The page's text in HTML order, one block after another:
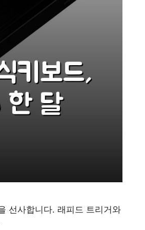
선사합니다. 래피드 트리거와